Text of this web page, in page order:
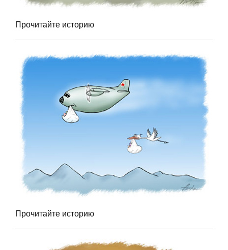
Прочитайте историю
Прочитайте историю